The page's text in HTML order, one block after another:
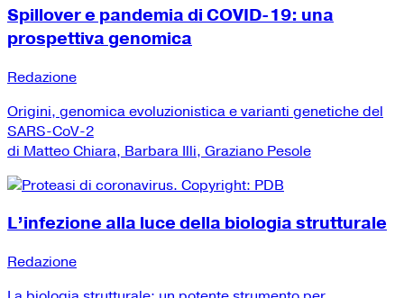
Spillover e pandemia di COVID-19: una
prospettiva genomica
Redazione
Origini, genomica evoluzionistica e varianti genetiche del
SARS-CoV-2
di Matteo Chiara, Barbara Illi, Graziano Pesole
L’infezione alla luce della biologia strutturale
Redazione